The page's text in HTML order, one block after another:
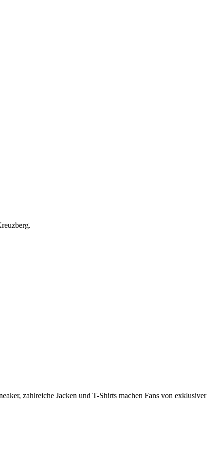
zahlreiche Jacken und T-Shirts machen Fans von exklusiver